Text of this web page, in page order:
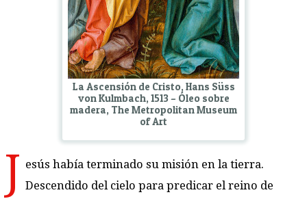
La Ascensión de Cristo, Hans Süss
von Kulmbach, 1513 – Óleo sobre
madera, The Metropolitan Museum
of Art
J esús había terminado su misión en la tierra.
Descendido del cielo para predicar el reino de